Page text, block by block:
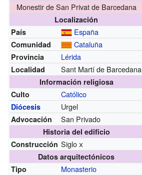
Monestir de San Privat de Barcedana
Localización
País
España
Comunidad Cataluña
Provincia Lérida
Localidad Sant Martí de Barcedana
Información religiosa
Culto
Católico
Diócesis Urgel
Advocación San Privado
Historia del edificio
Construcción Siglox
Datos arquitectónicos
Tipo
Monasterio